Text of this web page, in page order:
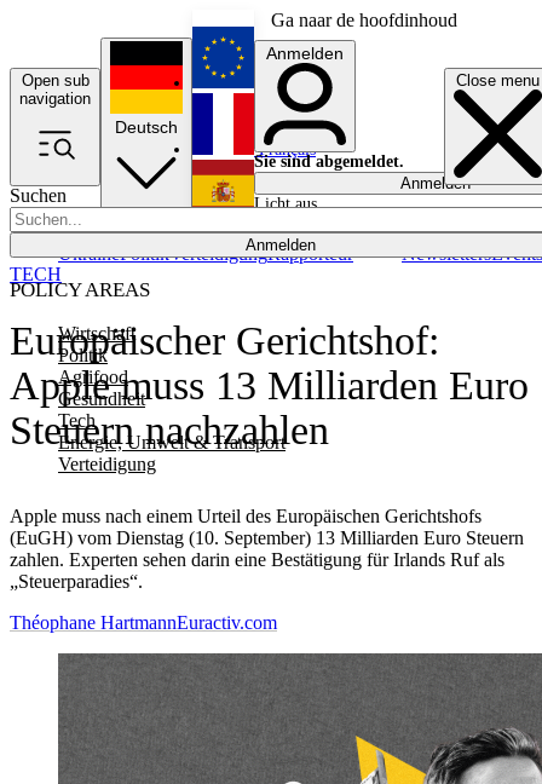
Ga naar de hoofdinhoud
Open sub
navigation
Close menu
Suchen
Anmelden
POLICY AREAS
Wirtschaft
Politik
Agrifood
Gesundheit
Tech
Energie, Umwelt & Transport
Verteidigung
UkrainePolitikVerteidigungRapporteur NewslettersEvents
Deutsch
English
Français
Anmelden
Sie sind abgemeldet.
Anmelden
Licht aus
Europäischer Gerichtshof:
Apple muss 13 Milliarden Euro
Steuern nachzahlen
Apple muss nach einem Urteil des Europäischen Gerichtshofs
(EuGH) vom Dienstag (10. September) 13 Milliarden Euro Steuern
zahlen. Experten sehen darin eine Bestätigung für Irlands Ruf als
„Steuerparadies“.
TECH
Théophane HartmannEuractiv.com